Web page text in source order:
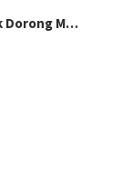
Dorong M…